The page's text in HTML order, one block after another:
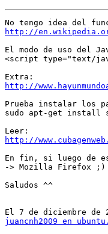
http://
El modo de uso del
<script type="text/
http://
Prueba instalar los
sudo apt-get install
http://
En fin, si luego de
-> Mozilla Firefox ;)
Saludos ^^
juancnh2009 en